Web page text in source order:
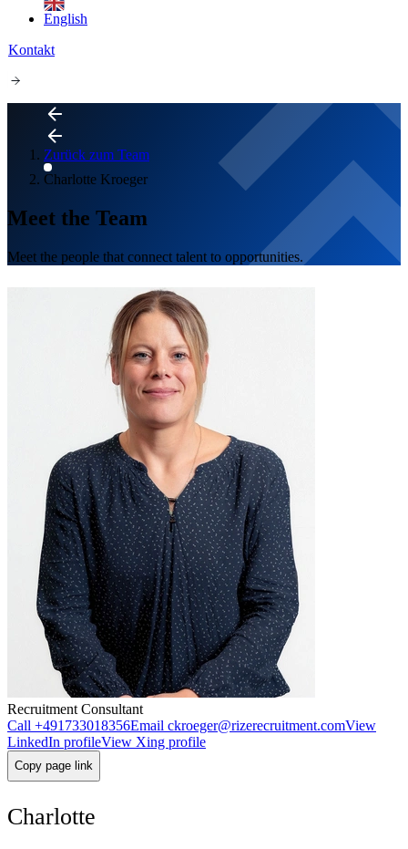
English
Kontakt
Zurück zum Team
Charlotte Kroeger
Meet the Team
Meet the people that connect talent to opportunities.
Recruitment Consultant
Call +491733018356Email ckroeger@rizerecruitment.comView
LinkedIn profileView Xing profile
Copy page link
Charlotte